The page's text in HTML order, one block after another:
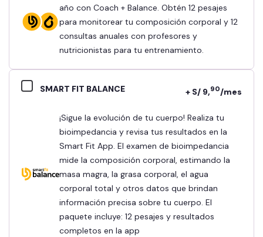
año con Coach + Balance. Obtén 12 pesajes
para monitorear tu composición corporal y 12
consultas anuales con profesores y
nutricionistas para tu entrenamiento.
SMART FIT BALANCE + S/ 9,90/mes
¡Sigue la evolución de tu cuerpo! Realiza tu
bioimpedancia y revisa tus resultados en la
Smart Fit App. El examen de bioimpedancia
mide la composición corporal, estimando la
masa magra, la grasa corporal, el agua
corporal total y otros datos que brindan
información precisa sobre tu cuerpo. El
paquete incluye: 12 pesajes y resultados
completos en la app